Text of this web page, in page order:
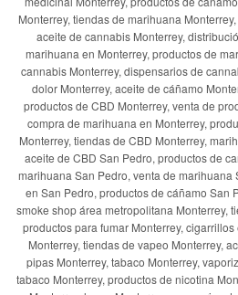
Monterrey, tiendas de marihuana
aceite de cannabis Monterrey,
marihuana en Monterrey, productos de
cannabis Monterrey, dispensarios de
dolor Monterrey, aceite de cáñamo
productos de CBD Monterrey, venta de
compra de marihuana en Monterrey,
Monterrey, tiendas de CBD Monterrey,
aceite de CBD San Pedro, productos de
marihuana San Pedro, venta de
en San Pedro, productos de cáñamo San
smoke shop área metropolitana Monterrey,
productos para fumar Monterrey,
Monterrey, tiendas de vapeo Monterrey,
pipas Monterrey, tabaco Monterrey,
tabaco Monterrey, productos de nicotina